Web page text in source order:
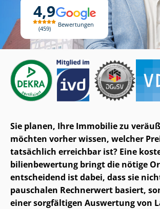
4,9
459
Bewertungen
Sie planen, Ihre Immobilie zu
möchten vorher wissen, welcher
tatsächlich erreichbar ist? Eine
bi­li­en­be­wer­tung bringt die nötige
entscheidend ist dabei, dass sie
pauschalen Rechnerwert basiert,
einer sorgfältigen Auswertung von